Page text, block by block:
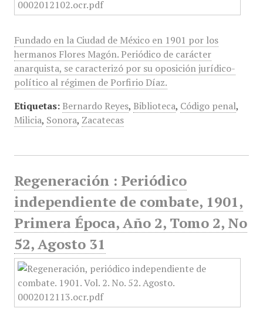
Fundado en la Ciudad de México en 1901 por los
hermanos Flores Magón. Periódico de carácter
anarquista, se caracterizó por su oposición jurídico-
político al régimen de Porfirio Díaz.
Etiquetas: Bernardo Reyes, Biblioteca, Código penal,
Milicia, Sonora, Zacatecas
Regeneración : Periódico
independiente de combate, 1901,
Primera Época, Año 2, Tomo 2, No
52, Agosto 31